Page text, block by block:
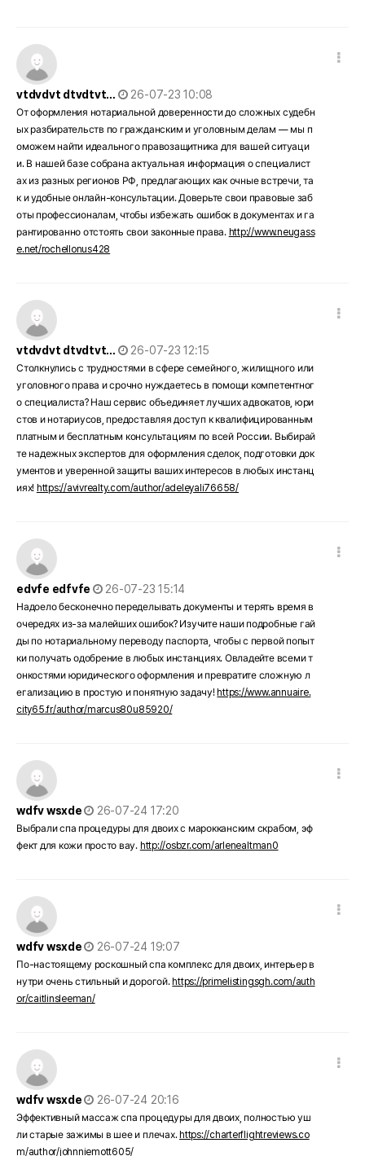
vtdvdvt dtvdtvt…
작성일
26-07-23 10:08
От оформления нотариальной доверенности до сложных судебн
ых разбирательств по гражданским и уголовным делам — мы п
оможем найти идеального правозащитника для вашей ситуаци
и. В нашей базе собрана актуальная информация о специалист
ах из разных регионов РФ, предлагающих как очные встречи, та
к и удобные онлайн-консультации. Доверьте свои правовые заб
оты профессионалам, чтобы избежать ошибок в документах и га
рантированно отстоять свои законные права. http://www.neugass
e.net/rochellonus428
vtdvdvt dtvdtvt…
작성일
26-07-23 12:15
Столкнулись с трудностями в сфере семейного, жилищного или
уголовного права и срочно нуждаетесь в помощи компетентног
о специалиста? Наш сервис объединяет лучших адвокатов, юри
стов и нотариусов, предоставляя доступ к квалифицированным
платным и бесплатным консультациям по всей России. Выбирай
те надежных экспертов для оформления сделок, подготовки док
ументов и уверенной защиты ваших интересов в любых инстанц
иях! https://avivrealty.com/author/adeleyali76658/
edvfe edfvfe
작성일
26-07-23 15:14
Надоело бесконечно переделывать документы и терять время в
очередях из-за малейших ошибок? Изучите наши подробные гай
ды по нотариальному переводу паспорта, чтобы с первой попыт
ки получать одобрение в любых инстанциях. Овладейте всеми т
онкостями юридического оформления и превратите сложную л
егализацию в простую и понятную задачу! https://www.annuaire.
city65.fr/author/marcus80u85920/
wdfv wsxde
작성일
26-07-24 17:20
Выбрали спа процедуры для двоих с марокканским скрабом, эф
фект для кожи просто вау. http://osbzr.com/arlenealtman0
wdfv wsxde
작성일
26-07-24 19:07
По-настоящему роскошный спа комплекс для двоих, интерьер в
нутри очень стильный и дорогой. https://primelistingsgh.com/auth
or/caitlinsleeman/
wdfv wsxde
작성일
26-07-24 20:16
Эффективный массаж спа процедуры для двоих, полностью уш
ли старые зажимы в шее и плечах. https://charterflightreviews.co
m/author/johnniemott605/